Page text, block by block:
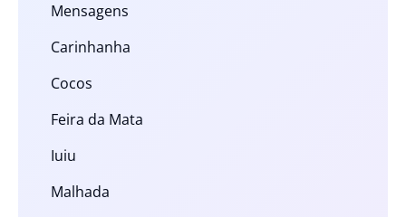
Mensagens
Carinhanha
Cocos
Feira da Mata
Iuiu
Malhada